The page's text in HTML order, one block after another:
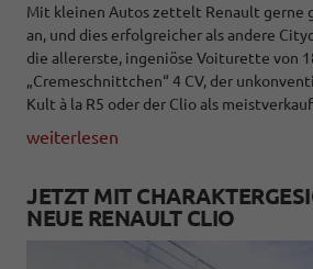
Mit kleinen Autos zettelt Renault gerne
an, und dies erfolgreicher als andere
die allererste, ingeniöse Voiturette von
„Cremeschnittchen“ 4 CV, der
Kult à la R5 oder der Clio als
weiterlesen
JETZT MIT
NEUE RENAULT CLIO